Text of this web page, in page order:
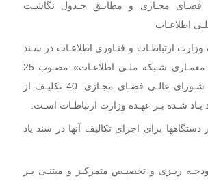
فضـای مجـازی و مطابـق جـدول نگاشـت
اطلاعـات
ارتباطـات و فنـاوری اطلاعـات در سـند
«طـرح کلان و معمـاری شـبکه ملـی اطلاعـات» مصـوب 25
شـهریور 1399 شـورای عالـی فضـای مجـازی: 40 تکلیـف از
دستگاهها برای اجرای تکالیف آنها در سند یاد
ریـزی و تخصیـص متمرکـز و مبتنـی بـر